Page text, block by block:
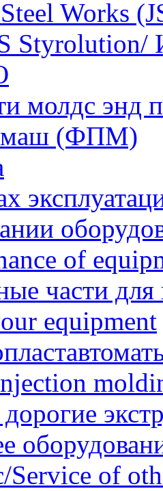
Works
молдс энд
(ФПМ)
of
части для
equipment
Service of